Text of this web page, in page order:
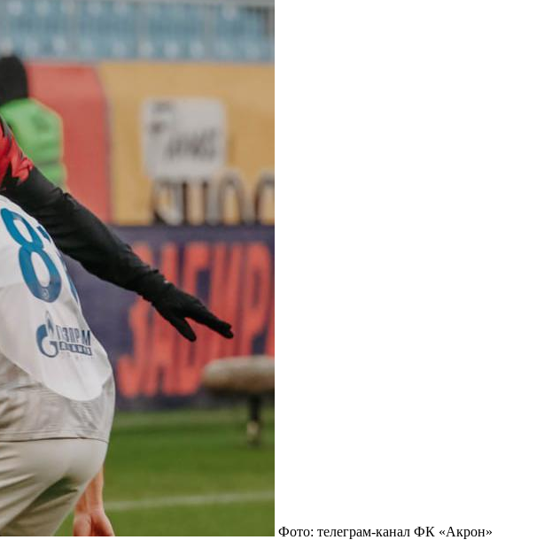
Фото: телеграм-канал ФК «Акрон»